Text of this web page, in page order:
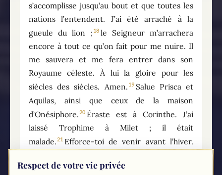
s’accomplisse jusqu’au bout et que toutes les
nations l’entendent. J’ai été arraché à la
gueule du lion ; 18 le Seigneur m’arrachera
encore à tout ce qu’on fait pour me nuire. Il
me sauvera et me fera entrer dans son
Royaume céleste. À lui la gloire pour les
siècles des siècles. Amen. 19 Salue Prisca et
Aquilas, ainsi que ceux de la maison
d’Onésiphore.20 Éraste est à Corinthe. J’ai
laissé Trophime à Milet ; il était
malade.21 Efforce-toi de venir avant l’hiver.
Claudia et tous les frères.
Respect de votre vie privée